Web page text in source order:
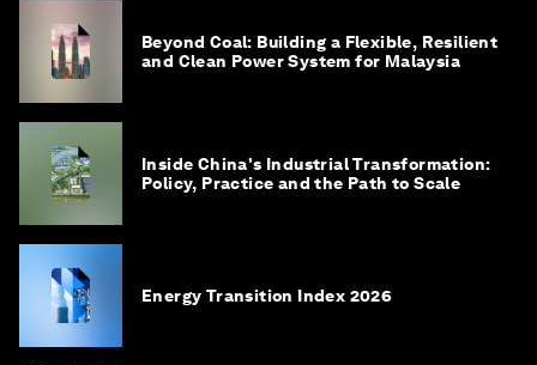
Beyond Coal: Building a Flexible, Resilient
and Clean Power System for Malaysia
Inside China's Industrial Transformation:
Policy, Practice and the Path to Scale
Energy Transition Index 2026